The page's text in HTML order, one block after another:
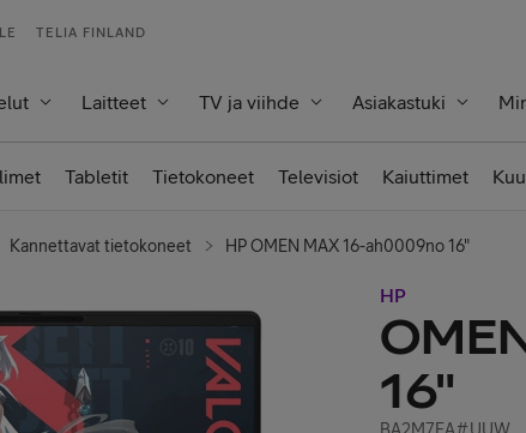
TELIA FINLAND
Laitteet TV ja viihde Asiakastuki
Tabletit Tietokoneet Televisiot Kaiuttimet
Kannettavat tietokoneet HP OMEN MAX 16-ah0009no 16"
HP
16"